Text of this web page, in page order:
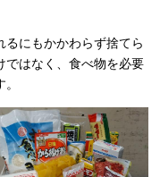
るにもかかわらず捨てら
ではなく、食べ物を必要